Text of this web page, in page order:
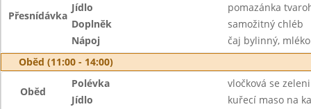
Přesnídávka
Jídlo
pomazánka
Doplněk
samožitný chléb
Nápoj
čaj bylinný, mléko
Oběd (11:00 - 14:00)
Oběd
Polévka
vločková se
Jídlo
kuřecí maso na